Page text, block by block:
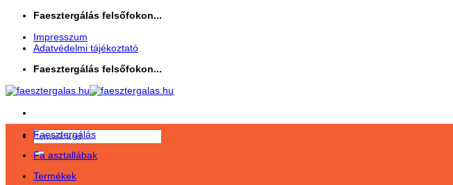
Skip
content
Faesztergálás felsőfokon...
Impresszum
Adatvédelmi tájékoztató
Faesztergálás felsőfokon...
Keresés
a
következőre:
Faesztergálás
Fa asztallábak
Termékek